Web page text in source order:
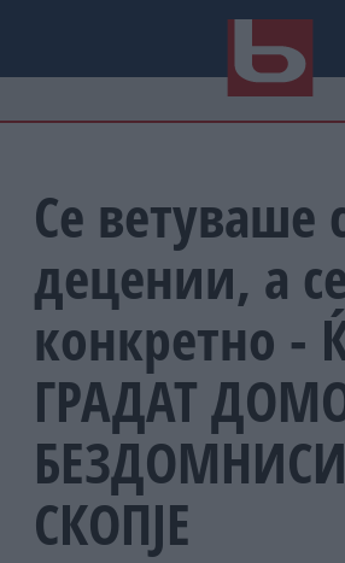
Се ветуваше
децении, а
конкретно -
ГРАДАТ
СКОПЈЕ